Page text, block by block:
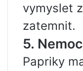
vymyslet
zatemnit.
5.
Papriky